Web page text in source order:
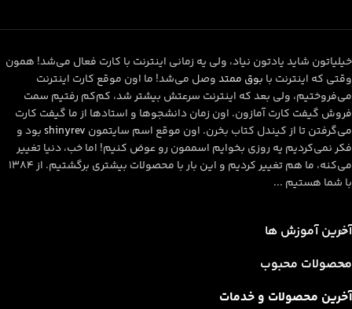
خیلیاتون شاید یادتون نیاد، ولی یه زمانی اینترنت با کارت فعال می‌شد! همون
وقتی که اینترنت با بوق ممتدوصل می‌شد! ما اون موقع کارت اینترنت
می‌فروختیم، ولی بعد که اینترنت سرعتش بیشتر شد، کم‌کم رفتیم سمت
فروش گیفت کارت آمازون. اون زمان دانشجوها و استادها از ما گیفت کارت
می‌گرفتن تا از کیندل کتاب بخرن. اون موقع اسم سایتمون shinyrevبود و
فکر نمی‌کردیم یه روزی بخوایم اسممون رو عوض کنیم! اما خب، دنیا تغییر
می‌کنه، ما هم تغییر کردیم و این بار با محصولات بیشتری برگشتیم. از ۱۳۸۴
با شما هستیم ...
آخرین آموزش ها
محصولات محبوب
آخرین محصولات و خدمات